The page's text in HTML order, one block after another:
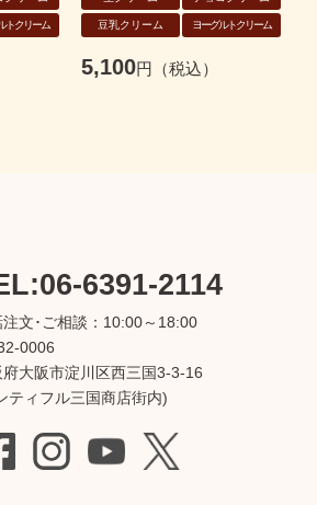
トクリーム 豆乳クリーム ヨーグルトクリーム
5,100
6391-2114
注文･ご相談：10:00～18:00
0006
府大阪市淀川区西三国3-3-16
ティフル三国商店街内)